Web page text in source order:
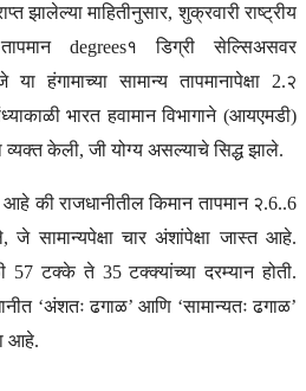
झालेल्या माहितीनुसार, शुक्रवारी राष्ट्रीय
degrees१ डिग्री सेल्सिअसवर
हंगामाच्या सामान्य तापमानापेक्षा 2.२
भारत हवामान विभागाने (आयएमडी)
केली, जी योग्य असल्याचे सिद्ध झाले.
आहे की राजधानीतील किमान तापमान २.6..6
सामान्यपेक्षा चार अंशांपेक्षा जास्त आहे.
57 टक्के ते 35 टक्क्यांच्या दरम्यान होती.
‘अंशतः ढगाळ’ आणि ‘सामान्यतः ढगाळ’
आहे.